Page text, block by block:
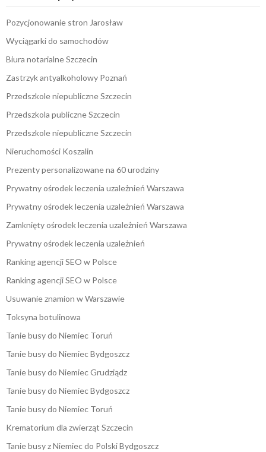
Pozycjonowanie stron Jarosław
Wyciągarki do samochodów
Biura notarialne Szczecin
Zastrzyk antyalkoholowy Poznań
Przedszkole niepubliczne Szczecin
Przedszkola publiczne Szczecin
Przedszkole niepubliczne Szczecin
Nieruchomości Koszalin
Prezenty personalizowane na 60 urodziny
Prywatny ośrodek leczenia uzależnień Warszawa
Prywatny ośrodek leczenia uzależnień Warszawa
Zamknięty ośrodek leczenia uzależnień Warszawa
Prywatny ośrodek leczenia uzależnień
Ranking agencji SEO w Polsce
Ranking agencji SEO w Polsce
Usuwanie znamion w Warszawie
Toksyna botulinowa
Tanie busy do Niemiec Toruń
Tanie busy do Niemiec Bydgoszcz
Tanie busy do Niemiec Grudziądz
Tanie busy do Niemiec Bydgoszcz
Tanie busy do Niemiec Toruń
Krematorium dla zwierząt Szczecin
Tanie busy z Niemiec do Polski Bydgoszcz